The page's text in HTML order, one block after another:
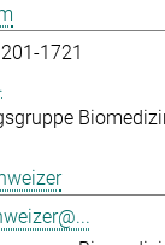
1721